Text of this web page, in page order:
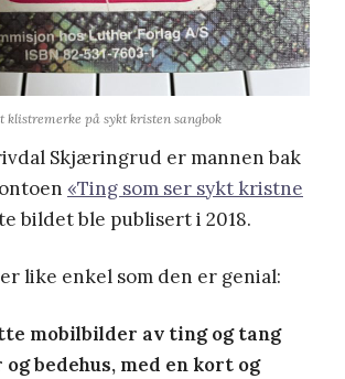
klistremerke på sykt kristen sangbok
Skjæringrud er mannen bak
«Ting som ser sykt kristne
bildet ble publisert i 2018.
like enkel som den er genial:
mobilbilder av ting og tang
bedehus, med en kort og